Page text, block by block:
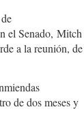
el Senado, Mitch
a la reunión, de
de dos meses y